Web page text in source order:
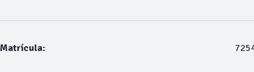
Matrícula: